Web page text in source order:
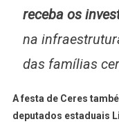
receba os
na
das famílias
A festa de Ceres
deputados estaduais